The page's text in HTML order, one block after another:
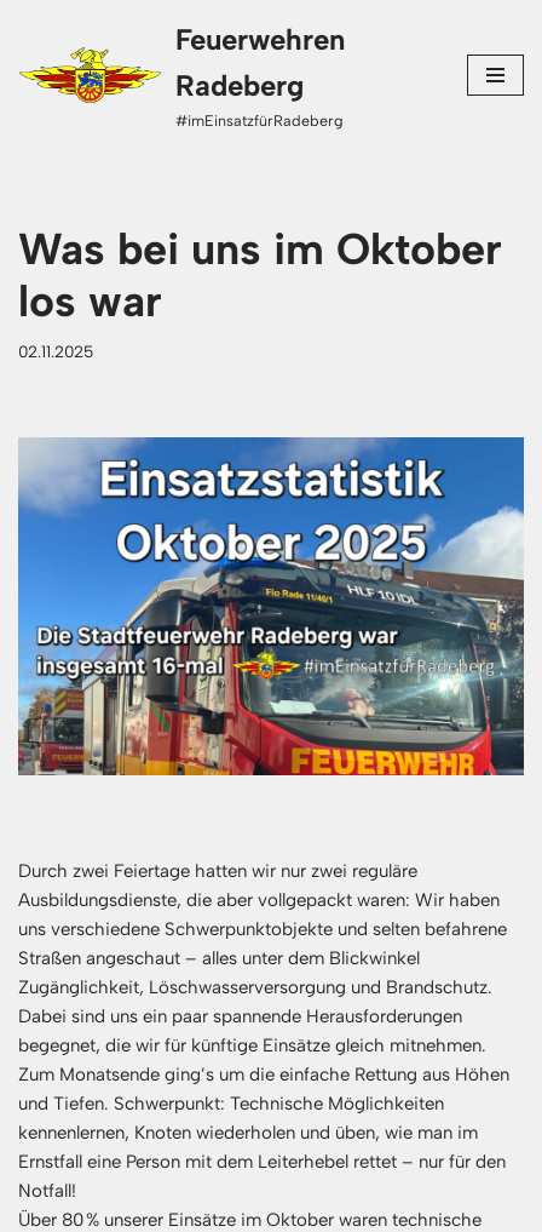
Zum
Inhalt
Feuerwehren
Radeberg
#imEinsatzfürRadeberg
Was bei uns im Oktober
los war
02.11.2025
Durch zwei Feiertage hatten wir nur zwei reguläre
Ausbildungsdienste, die aber vollgepackt waren: Wir haben
uns verschiedene Schwerpunktobjekte und selten befahrene
Straßen angeschaut – alles unter dem Blickwinkel
Zugänglichkeit, Löschwasserversorgung und Brandschutz.
Dabei sind uns ein paar spannende Herausforderungen
begegnet, die wir für künftige Einsätze gleich mitnehmen.
Zum Monatsende ging’s um die einfache Rettung aus Höhen
und Tiefen. Schwerpunkt: Technische Möglichkeiten
kennenlernen, Knoten wiederholen und üben, wie man im
Ernstfall eine Person mit dem Leiterhebel rettet – nur für den
Notfall!
Über 80 % unserer Einsätze im Oktober waren technische